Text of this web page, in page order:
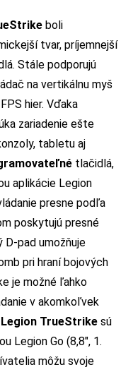
boli
tvar, príjemnejší
Stále podporujú
na vertikálnu myš
hier. Vďaka
zariadenie ešte
tabletu aj
tlačidlá,
aplikácie Legion
presne podľa
poskytujú presné
pad umožňuje
pri hraní bojových
je možné ľahko
v akomkoľvek
TrueStrike sú
Legion Go (8,8″, 1.
môžu svoje